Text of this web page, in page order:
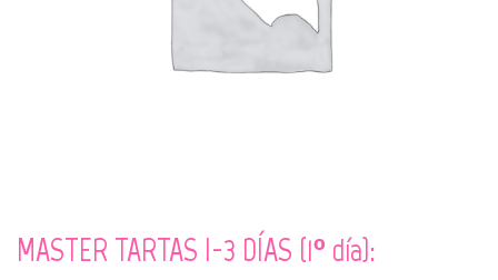
MASTER TARTAS I-3 DÍAS (1º día):